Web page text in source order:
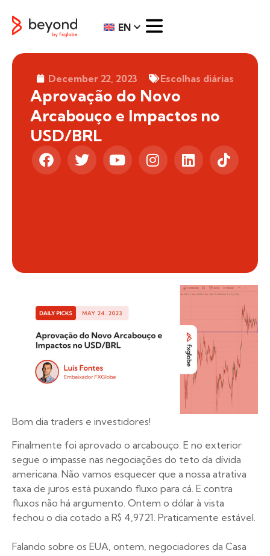
EN
December 22, 2023 Escolhas diárias
Aprovação do Novo
Arcabouço e Impactos no
USD/BRL
Bom dia traders e investidores!
Finalmente foi aprovado o arcabouço. E no exterior
segue o impasse nas negociações do teto da dívida
americana. Não vamos esquecer que a nossa atrativa
taxa de juros está puxando fluxo para cá. E contra
fluxos não há argumento. Ontem o dólar à vista
fechou o dia cotado a R$ 4,9721. Praticamente estável.
Falando sobre os EUA, ontem, negociadores da Casa